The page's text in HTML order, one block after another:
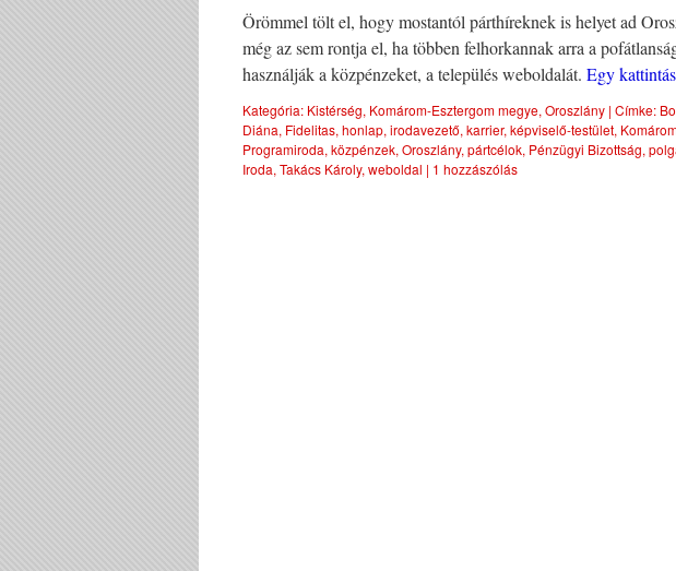
Örömmel tölt el, hogy mostantól párthíreknek is helyet ad
még az sem rontja el, ha többen felhorkannak arra a
használják a közpénzeket, a település weboldalát. Egy
Kategória: Kistérség, Komárom-Esztergom megye, Oroszlány | Címke:
Diána, Fidelitas, honlap, irodavezető, karrier, képviselő-testület,
Programiroda, közpénzek, Oroszlány, pártcélok, Pénzügyi Bizottság,
Iroda, Takács Károly, weboldal | 1 hozzászólás